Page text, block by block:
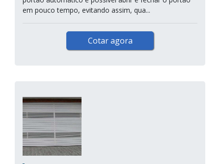
em pouco tempo, evitando assim, qua...
Cotar agora